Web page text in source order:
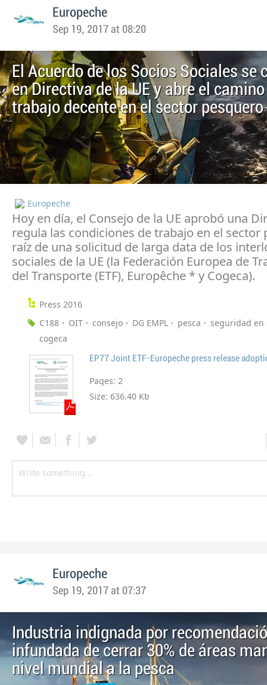
Europeche
Sep 19, 2017 at 08:20
El Acuerdo de los Socios Sociales se
en Directiva de la UE y abre el
trabajo decente en el sector pesquero
Europeche
Hoy en día, el Consejo de la UE aprobó una
regula las condiciones de trabajo en el sector
raíz de una solicitud de larga data de los
sociales de la UE (la Federación Europea de
del Transporte (ETF), Europêche * y Cogeca).
Press 2016
C188
OIT consejo DG EMPL pesca
seguridad en
cogeca
EP77 Joint ETF-Europeche press release
Pages: 2
Size: 636.40 Kb
Europeche
Sep 19, 2017 at 07:37
Industria indignada por
infundada de cerrar 30% de áreas
nivel mundial a la pesca